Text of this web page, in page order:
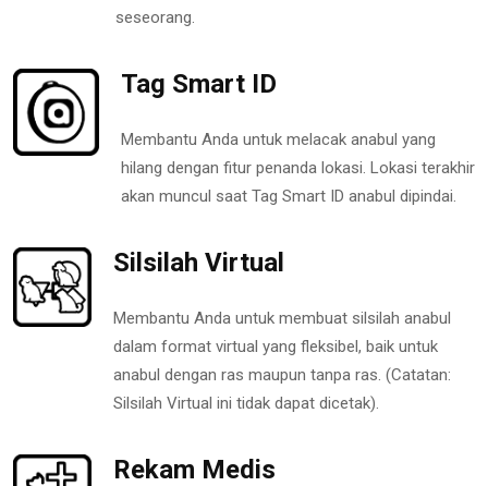
seseorang.
Tag Smart ID
Membantu Anda untuk melacak anabul yang
hilang dengan fitur penanda lokasi. Lokasi terakhir
akan muncul saat Tag Smart ID anabul dipindai.
Silsilah Virtual
Membantu Anda untuk membuat silsilah anabul
dalam format virtual yang fleksibel, baik untuk
anabul dengan ras maupun tanpa ras. (Catatan:
Silsilah Virtual ini tidak dapat dicetak).
Rekam Medis